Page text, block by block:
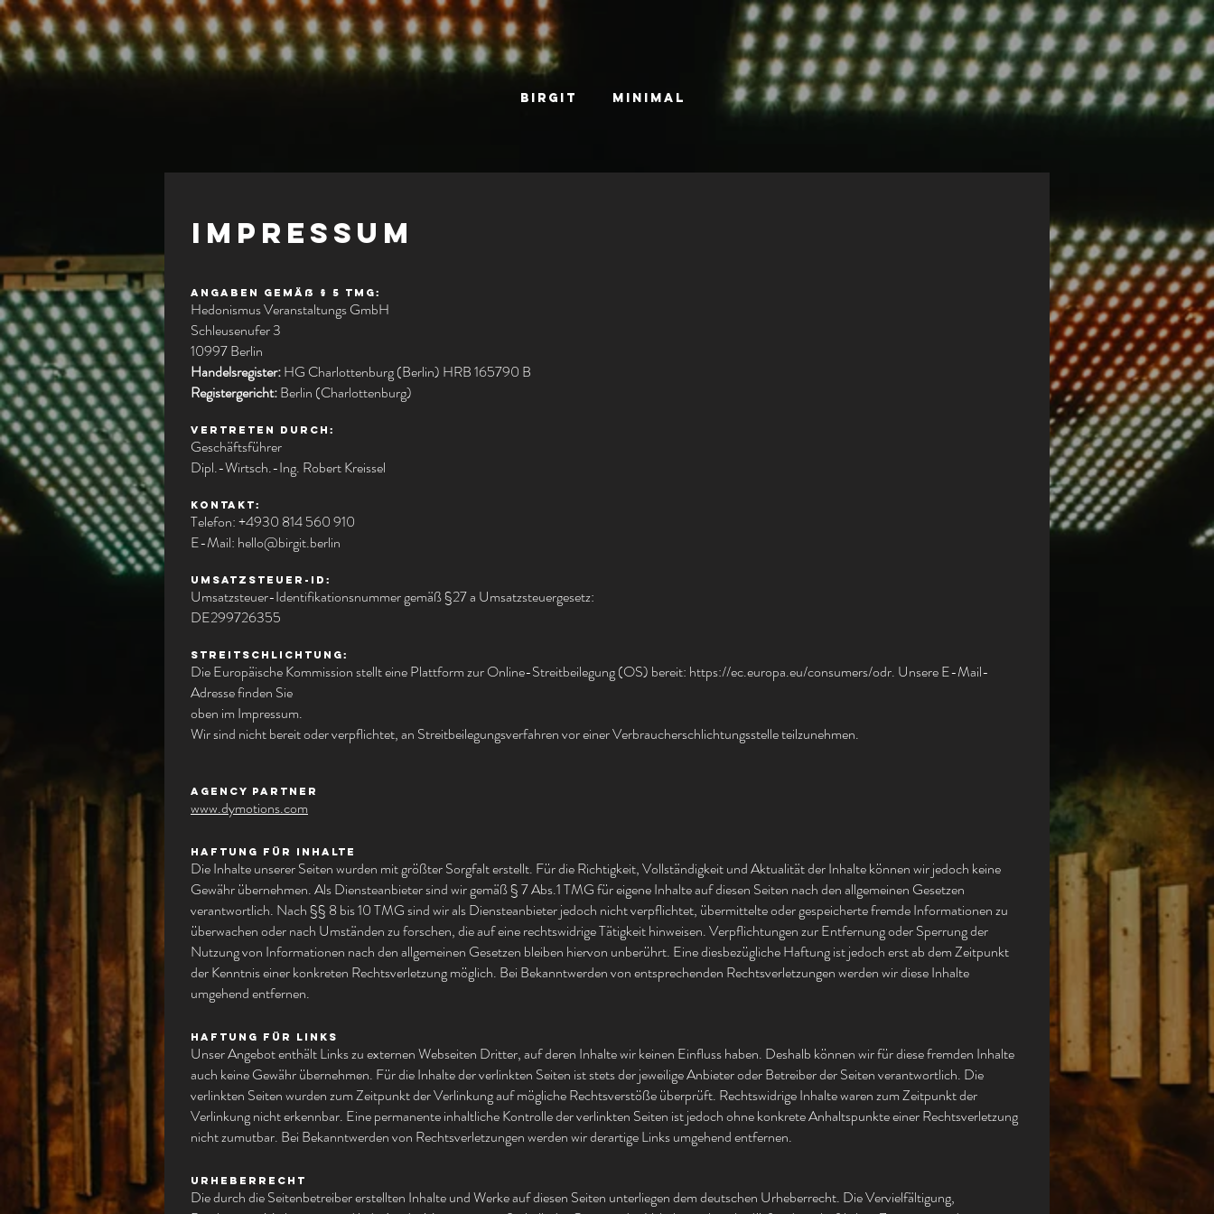
BIRGIT MINIMAL
Impressum
Angaben gemäß § 5 TMG:
Hedonismus Veranstaltungs GmbH
Schleusenufer 3
10997 Berlin
Handelsregister:HG Charlottenburg (Berlin) HRB 165790 B
Registergericht:Berlin (Charlottenburg)
Vertreten durch:
Geschäftsführer
Dipl.-Wirtsch.-Ing. Robert Kreissel
Kontakt:
Telefon: +4930 814 560 910
E-Mail: hello@birgit.berlin
Umsatzsteuer-ID:
Umsatzsteuer-Identifikationsnummer gemäß §27 a Umsatzsteuergesetz:
DE299726355
Streitschlichtung:
Die Europäische Kommission stellt eine Plattform zur Online-Streitbeilegung (OS) bereit: https://ec.europa.eu/consumers/odr. Unsere E-Mail-
Adresse finden Sie
oben im Impressum.
Wir sind nicht bereit oder verpflichtet, an Streitbeilegungsverfahren vor einer Verbraucherschlichtungsstelle teilzunehmen.
Agency partner
www.dymotions.com
Haftung für Inhalte
Die Inhalte unserer Seiten wurden mit größter Sorgfalt erstellt. Für die Richtigkeit, Vollständigkeit und Aktualität der Inhalte können wir jedoch keine
Gewähr übernehmen. Als Diensteanbieter sind wir gemäß § 7 Abs.1 TMG für eigene Inhalte auf diesen Seiten nach den allgemeinen Gesetzen
verantwortlich. Nach §§ 8 bis 10 TMG sind wir als Diensteanbieter jedoch nicht verpflichtet, übermittelte oder gespeicherte fremde Informationen zu
überwachen oder nach Umständen zu forschen, die auf eine rechtswidrige Tätigkeit hinweisen. Verpflichtungen zur Entfernung oder Sperrung der
Nutzung von Informationen nach den allgemeinen Gesetzen bleiben hiervon unberührt. Eine diesbezügliche Haftung ist jedoch erst ab dem Zeitpunkt
der Kenntnis einer konkreten Rechtsverletzung möglich. Bei Bekanntwerden von entsprechenden Rechtsverletzungen werden wir diese Inhalte
umgehend entfernen.
Haftung für Links
Unser Angebot enthält Links zu externen Webseiten Dritter, auf deren Inhalte wir keinen Einfluss haben. Deshalb können wir für diese fremden Inhalte
auch keine Gewähr übernehmen. Für die Inhalte der verlinkten Seiten ist stets der jeweilige Anbieter oder Betreiber der Seiten verantwortlich. Die
verlinkten Seiten wurden zum Zeitpunkt der Verlinkung auf mögliche Rechtsverstöße überprüft. Rechtswidrige Inhalte waren zum Zeitpunkt der
Verlinkung nicht erkennbar. Eine permanente inhaltliche Kontrolle der verlinkten Seiten ist jedoch ohne konkrete Anhaltspunkte einer Rechtsverletzung
nicht zumutbar. Bei Bekanntwerden von Rechtsverletzungen werden wir derartige Links umgehend entfernen.
Urheberrecht
Die durch die Seitenbetreiber erstellten Inhalte und Werke auf diesen Seiten unterliegen dem deutschen Urheberrecht. Die Vervielfältigung,